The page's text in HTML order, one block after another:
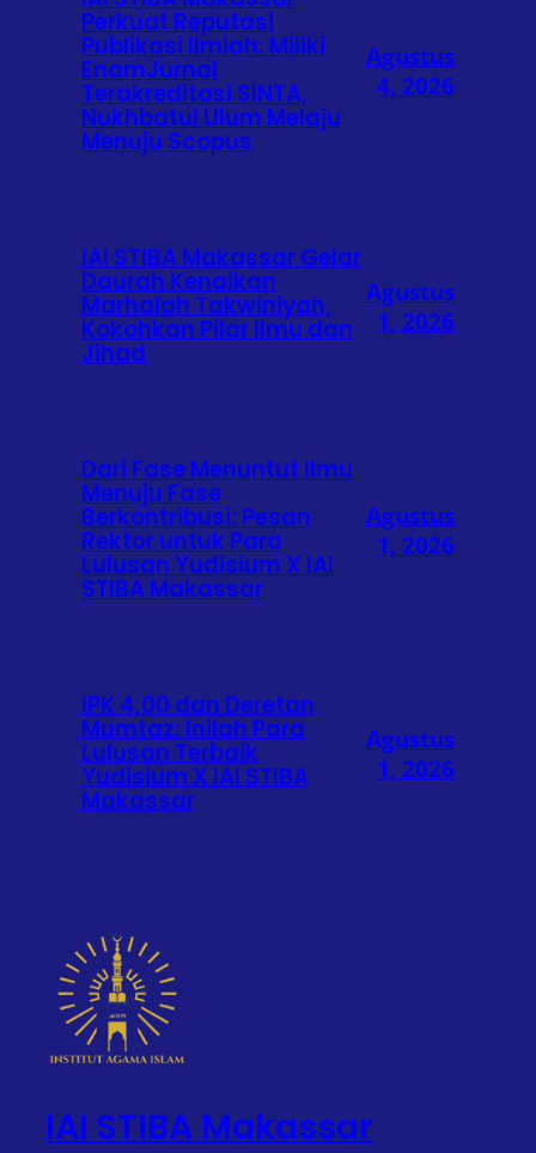
Perkuat Reputasi
Publikasi Ilmiah: Miliki
EnamJurnal
Terakreditasi SINTA,
Nukhbatul Ulum Melaju
Menuju Scopus
Agustus
4, 2026
IAI STIBA Makassar Gelar
Daurah Kenaikan
Marhalah Takwiniyah,
Kokohkan Pilar Ilmu dan
Jihad
Agustus
1, 2026
Dari Fase Menuntut Ilmu
Menuju Fase
Berkontribusi: Pesan
Rektor untuk Para
Lulusan Yudisium X IAI
STIBA Makassar
Agustus
1, 2026
IPK 4,00 dan Deretan
Mumtaz: Inilah Para
Lulusan Terbaik
Yudisium X IAI STIBA
Makassar
Agustus
1, 2026
IAI STIBA Makassar